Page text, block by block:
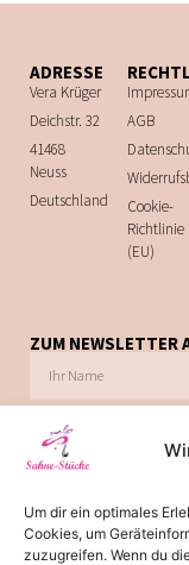
Um dir ein optimales
Cookies, um
zuzugreifen. Wenn du
ADRESSE
Vera Krüger
Deichstr. 32
41468
Neuss
Deutschland
AGB
Cookie-
Richtlinie
(EU)
ZUM NEWSLETTER
Angebote per E-Mail
widerrufen werden.